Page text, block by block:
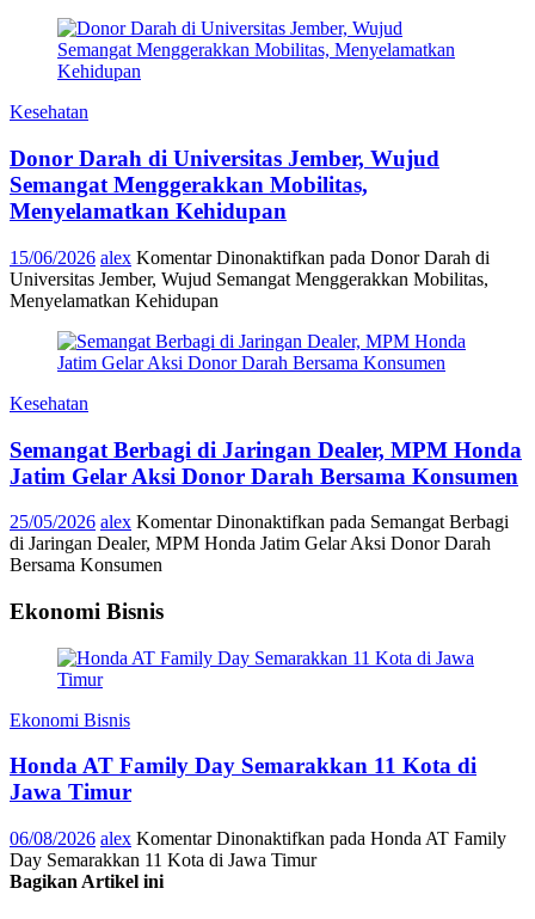
Kesehatan
Donor Darah di Universitas Jember, Wujud
Semangat Menggerakkan Mobilitas,
Menyelamatkan Kehidupan
15/06/2026 alex Komentar Dinonaktifkan pada Donor Darah di
Universitas Jember, Wujud Semangat Menggerakkan Mobilitas,
Menyelamatkan Kehidupan
Kesehatan
Semangat Berbagi di Jaringan Dealer, MPM Honda
Jatim Gelar Aksi Donor Darah Bersama Konsumen
25/05/2026 alex Komentar Dinonaktifkan pada Semangat Berbagi
di Jaringan Dealer, MPM Honda Jatim Gelar Aksi Donor Darah
Bersama Konsumen
Ekonomi Bisnis
Ekonomi Bisnis
Honda AT Family Day Semarakkan 11 Kota di
Jawa Timur
06/08/2026 alex Komentar Dinonaktifkan pada Honda AT Family
Day Semarakkan 11 Kota di Jawa Timur
Bagikan Artikel ini